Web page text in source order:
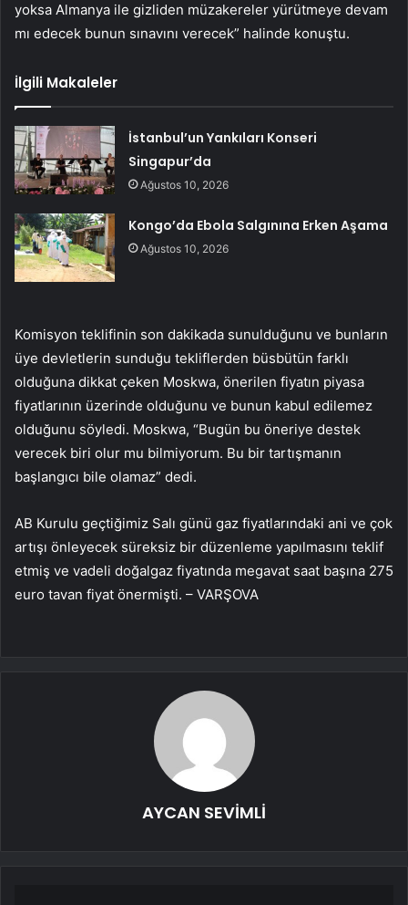
yoksa Almanya ile gizliden müzakereler yürütmeye devam
mı edecek bunun sınavını verecek” halinde konuştu.
İlgili Makaleler
İstanbul’un Yankıları Konseri
Singapur’da
Ağustos 10, 2026
Kongo’da Ebola Salgınına Erken Aşama
Ağustos 10, 2026
Komisyon teklifinin son dakikada sunulduğunu ve bunların
üye devletlerin sunduğu tekliflerden büsbütün farklı
olduğuna dikkat çeken Moskwa, önerilen fiyatın piyasa
fiyatlarının üzerinde olduğunu ve bunun kabul edilemez
olduğunu söyledi. Moskwa, “Bugün bu öneriye destek
verecek biri olur mu bilmiyorum. Bu bir tartışmanın
başlangıcı bile olamaz” dedi.
AB Kurulu geçtiğimiz Salı günü gaz fiyatlarındaki ani ve çok
artışı önleyecek süreksiz bir düzenleme yapılmasını teklif
etmiş ve vadeli doğalgaz fiyatında megavat saat başına 275
euro tavan fiyat önermişti. – VARŞOVA
AYCAN SEVİMLİ